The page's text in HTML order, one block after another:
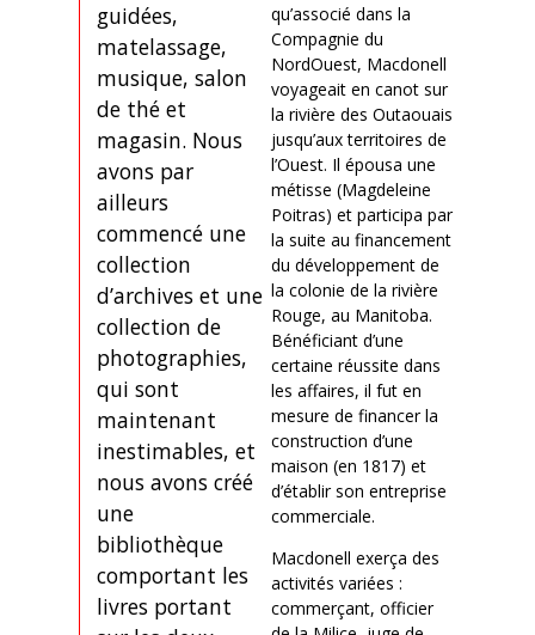
guidées,
matelassage,
musique, salon
de thé et
magasin. Nous
avons par
ailleurs
commencé une
collection
d’archives et une
collection de
photographies,
qui sont
maintenant
inestimables, et
nous avons créé
une
bibliothèque
comportant les
livres portant
qu’associé dans la
Compagnie du
NordOuest, Macdonell
voyageait en canot sur
la rivière des Outaouais
jusqu’aux territoires de
l’Ouest. Il épousa une
métisse (Magdeleine
Poitras) et participa par
la suite au financement
du développement de
la colonie de la rivière
Rouge, au Manitoba.
Bénéficiant d’une
certaine réussite dans
les affaires, il fut en
mesure de financer la
construction d’une
maison (en 1817) et
d’établir son entreprise
commerciale.
Macdonell exerça des
activités variées :
commerçant, officier